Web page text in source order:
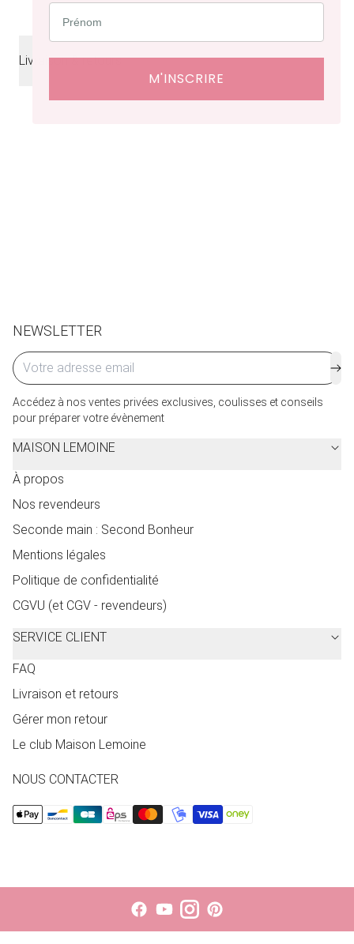
Livraison & retours
NEWSLETTER
Accédez à nos ventes privées exclusives, coulisses et conseils
pour préparer votre évènement
MAISON LEMOINE
À propos
Nos revendeurs
Seconde main : Second Bonheur
Mentions légales
Politique de confidentialité
CGVU (et CGV - revendeurs)
SERVICE CLIENT
FAQ
Livraison et retours
Gérer mon retour
Le club Maison Lemoine
NOUS CONTACTER
M'INSCRIRE